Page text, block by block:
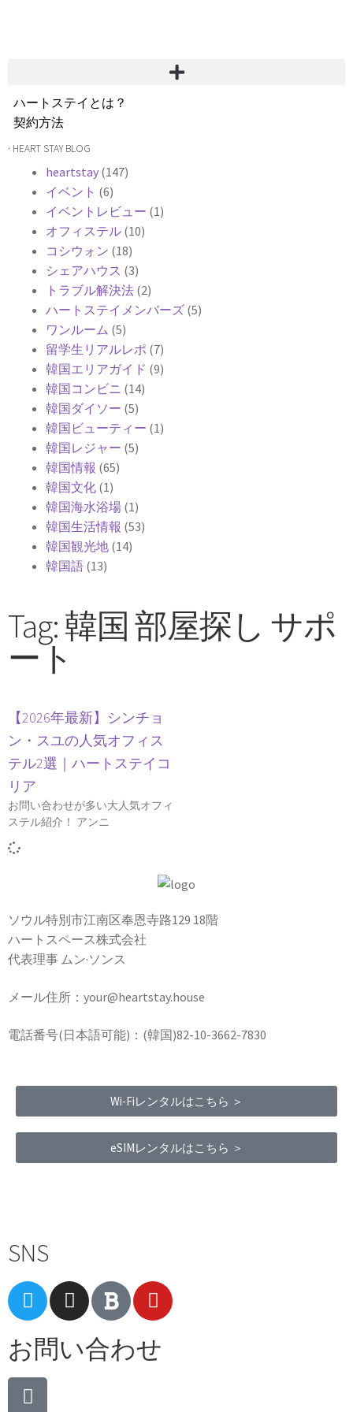
ハートステイとは？
契約方法
韓国不動産情報
よくある質問
Heartee
· HEART STAY BLOG
heartstay (147)
イベント (6)
イベントレビュー (1)
オフィステル (10)
コシウォン (18)
シェアハウス (3)
トラブル解決法 (2)
ハートステイメンバーズ (5)
ワンルーム (5)
留学生リアルレポ (7)
韓国エリアガイド (9)
韓国コンビニ (14)
韓国ダイソー (5)
韓国ビューティー (1)
韓国レジャー (5)
韓国情報 (65)
韓国文化 (1)
韓国海水浴場 (1)
韓国生活情報 (53)
韓国観光地 (14)
韓国語 (13)
Tag: 韓国 部屋探し サポ
ート
【2026年最新】シンチョ
ン・スユの人気オフィス
テル2選｜ハートステイコ
リア
お問い合わせが多い大人気オフィ
ステル紹介！ アンニ
ソウル特別市江南区奉恩寺路129 18階
ハートスペース株式会社
代表理事 ムン·ソンス
メール住所：your@heartstay.house
電話番号(日本語可能)：(韓国)82-10-3662-7830
Wi-Fiレンタルはこちら ＞
eSIMレンタルはこちら ＞
SNS
お問い合わせ